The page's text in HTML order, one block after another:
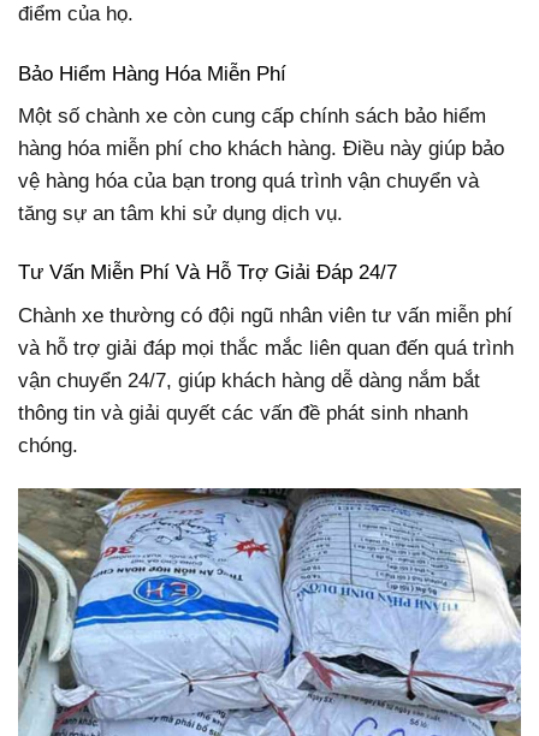
điểm của họ.
Bảo Hiểm Hàng Hóa Miễn Phí
Một số chành xe còn cung cấp chính sách bảo hiểm
hàng hóa miễn phí cho khách hàng. Điều này giúp bảo
vệ hàng hóa của bạn trong quá trình vận chuyển và
tăng sự an tâm khi sử dụng dịch vụ.
Tư Vấn Miễn Phí Và Hỗ Trợ Giải Đáp 24/7
Chành xe thường có đội ngũ nhân viên tư vấn miễn phí
và hỗ trợ giải đáp mọi thắc mắc liên quan đến quá trình
vận chuyển 24/7, giúp khách hàng dễ dàng nắm bắt
thông tin và giải quyết các vấn đề phát sinh nhanh
chóng.